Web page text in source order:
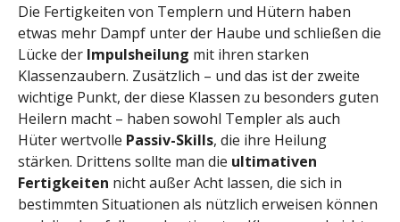
Die Fertigkeiten von Templern und Hütern haben
etwas mehr Dampf unter der Haube und schließen die
Lücke der Impulsheilung mit ihren starken
Klassenzaubern. Zusätzlich – und das ist der zweite
wichtige Punkt, der diese Klassen zu besonders guten
Heilern macht – haben sowohl Templer als auch
Hüter wertvolle Passiv-Skills, die ihre Heilung
stärken. Drittens sollte man die ultimativen
Fertigkeiten nicht außer Acht lassen, die sich in
bestimmten Situationen als nützlich erweisen können